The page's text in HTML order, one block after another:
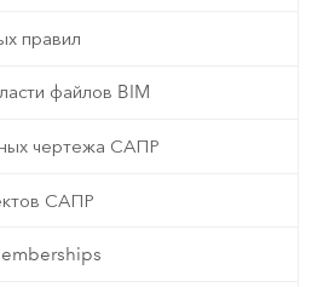
правил
файлов BIM
чертежа САПР
САПР